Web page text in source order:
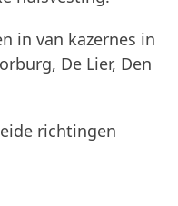
in van kazernes in
De Lier, Den
richtingen